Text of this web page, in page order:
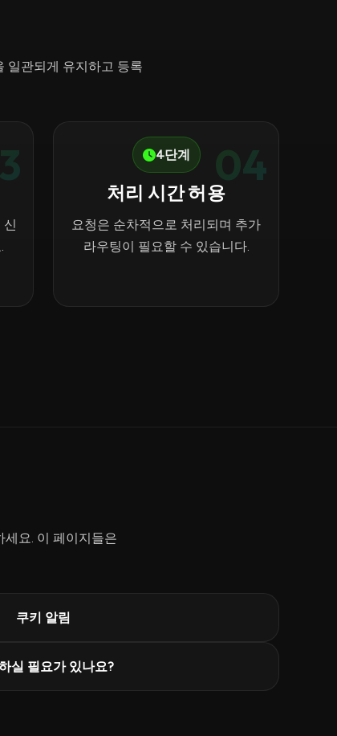
일관되게 유지하고 등록
신
04
4단계
처리 시간 허용
요청은 순차적으로 처리되며 추가
라우팅이 필요할 수 있습니다.
요. 이 페이지들은
쿠키 알림
실 필요가 있나요?